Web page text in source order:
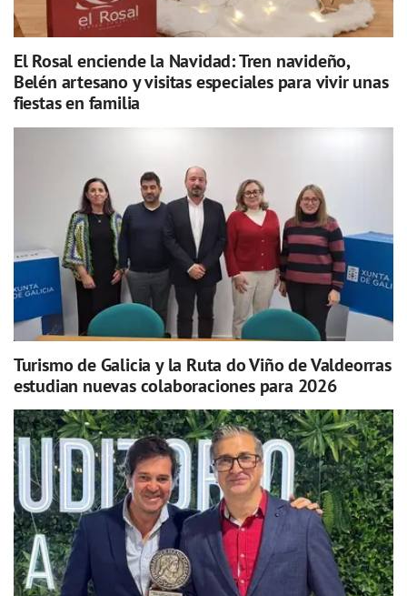
El Rosal enciende la Navidad: Tren navideño,
Belén artesano y visitas especiales para vivir unas
fiestas en familia
Turismo de Galicia y la Ruta do Viño de Valdeorras
estudian nuevas colaboraciones para 2026